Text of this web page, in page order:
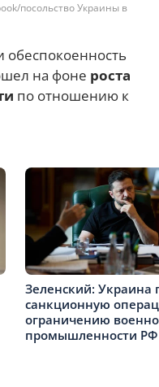
посольство Украины в
на фоне роста
по отношению к
Зеленский: Украина
санкционную
ограничению
промышленности РФ